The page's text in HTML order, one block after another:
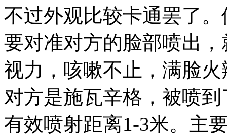
不过外观比较卡通罢了
要对准对方的脸部喷出
视力，咳嗽不止，满脸
对方是施瓦辛格，被喷
有效喷射距离1-3米。主